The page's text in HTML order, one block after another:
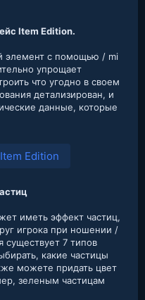
Item Edition.
элемент с помощью / mi
упрощает
что угодно в своем
детализирован, и
данные, которые
Edition
иметь эффект частиц,
игрока при ношении /
7 типов
какие частицы
можете придать цвет
зеленым частицам